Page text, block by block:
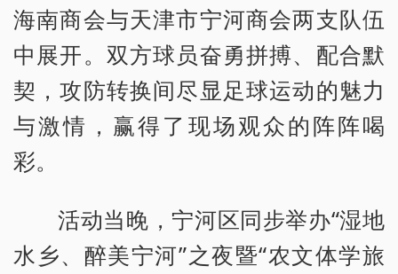
海南商会与天津市宁河商会两支队伍
中展开。双方球员奋勇拼搏、配合默
契，攻防转换间尽显足球运动的魅力
与激情，赢得了现场观众的阵阵喝
彩。
活动当晚，宁河区同步举办“湿地
水乡、醉美宁河”之夜暨“农文体学旅